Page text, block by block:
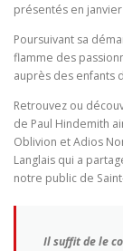
présentés en janvier
Poursuivant sa
flamme des
auprès des enfants
Retrouvez ou
de Paul Hindemith
Oblivion et Adios
Langlais qui a
notre public de
Il suffit de le